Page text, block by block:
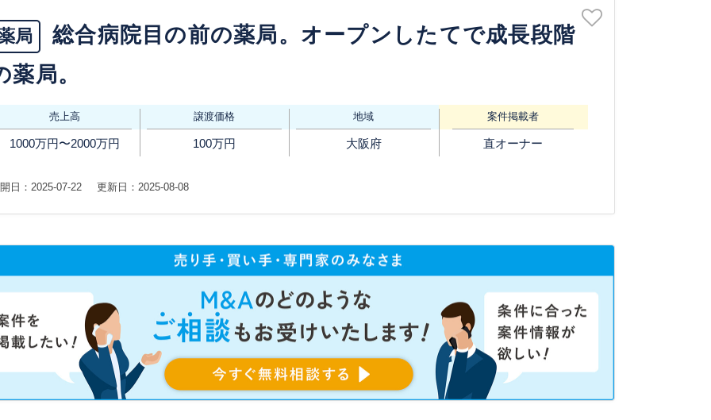
局
総合病院目の前の薬局。オープンしたてで成長段階
薬局。
売上高
1000万円〜2000万円
譲渡価格
100万円
地域
大阪府
案件掲載者
直オーナー
日：2025-07-22 更新日：2025-08-08